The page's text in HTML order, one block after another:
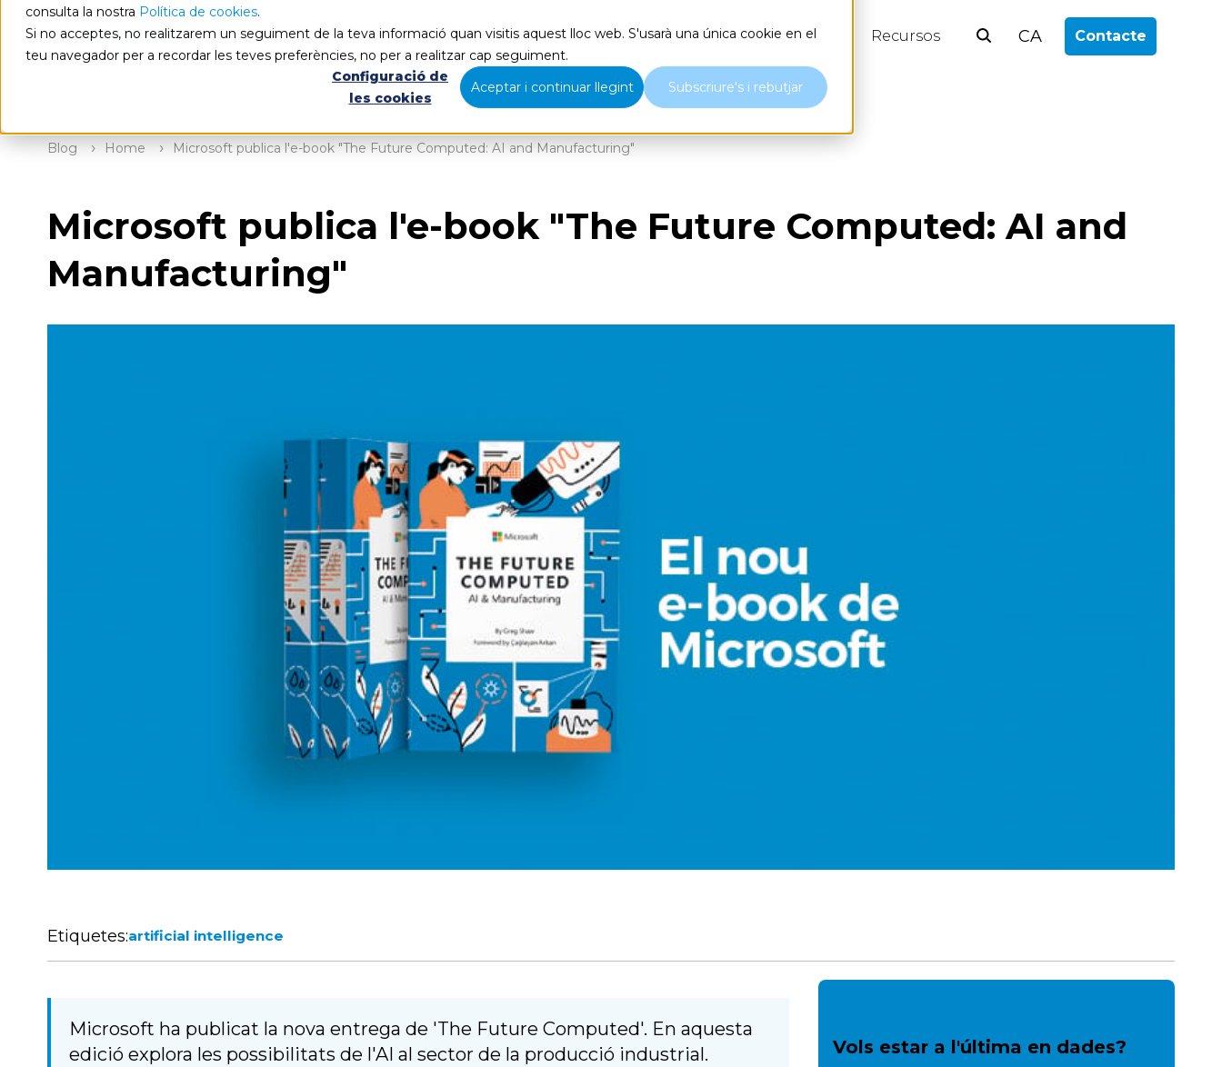
consulta la nostra Política de cookies.
Si no acceptes, no realitzarem un seguiment de la teva informació quan visitis aquest lloc web. S'usarà una única cookie en el
teu navegador per a recordar les teves preferències, no per a realitzar cap seguiment.
Configuració de
les cookies
Aceptar i continuar llegint Subscriure's i rebutjar
Què fem Nosaltres Blog Recursos CA Contacte
Blog Home Microsoft publica l'e-book "The Future Computed: AI and Manufacturing"
Microsoft publica l'e-book "The Future Computed: AI and
Manufacturing"
Etiquetes:artificial intelligence
Microsoft ha publicat la nova entrega de 'The Future Computed'. En aquesta
edició explora les possibilitats de l'AI al sector de la producció industrial.
Vols estar a l'última en dades?